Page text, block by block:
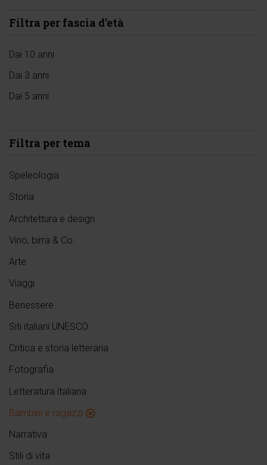
Filtra per fascia d'età
Dai 10 anni
Dai 3 anni
Dai 5 anni
Filtra per tema
Speleologia
Storia
Architettura e design
Vino, birra & Co.
Arte
Viaggi
Benessere
Siti italiani UNESCO
Critica e storia letteraria
Fotografia
Letteratura italiana
Bambini e ragazzi
Narrativa
Stili di vita